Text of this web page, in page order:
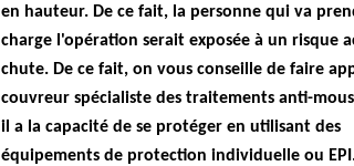
en hauteur. De ce fait, la personne qui va
charge l'opération serait exposée à un risque
chute. De ce fait, on vous conseille de faire
couvreur spécialiste des traitements anti-
il a la capacité de se protéger en utilisant des
équipements de protection individuelle ou